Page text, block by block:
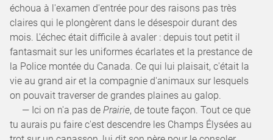
échoua à l'examen d'entrée pour des raisons pas très
claires qui le plongèrent dans le désespoir durant des
mois. L'échec était difficile à avaler : depuis tout petit il
fantasmait sur les uniformes écarlates et la prestance de
la Police montée du Canada. Ce qui lui plaisait, c'était la
vie au grand air et la compagnie d'animaux sur lesquels
on pouvait traverser de grandes plaines au galop.
— Ici on n'a pas de Prairie, de toute façon. Tout ce que
tu aurais pu faire c'est descendre les Champs Élysées au